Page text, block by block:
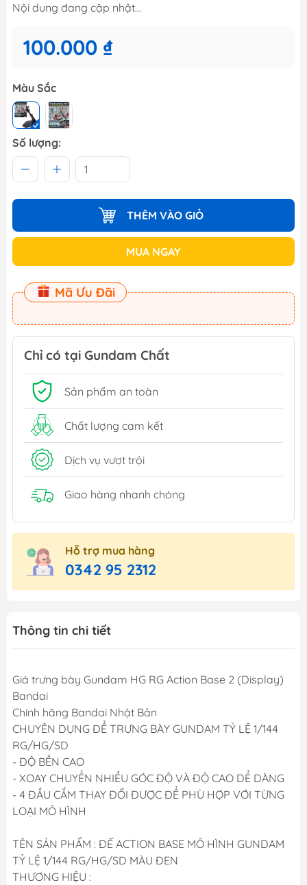
Nội dung đang cập nhật...
100.000 ₫
Màu Sắc
Số lượng:
THÊM VÀO GIỎ
MUA NGAY
Mã Ưu Đãi
Chỉ có tại Gundam Chất
Sản phẩm an toàn
Chất lượng cam kết
Dịch vụ vượt trội
Giao hàng nhanh chóng
Hỗ trợ mua hàng
0342 95 2312
Thông tin chi tiết
Giá trưng bày Gundam HG RG Action Base 2 (Display)
Bandai
Chính hãng Bandai Nhật Bản
CHUYÊN DỤNG ĐỂ TRƯNG BÀY GUNDAM TỶ LỆ 1/144
RG/HG/SD
- ĐỘ BỀN CAO
- XOAY CHUYỂN NHIỀU GÓC ĐỘ VÀ ĐỘ CAO DỂ DÀNG
- 4 ĐẦU CẮM THAY ĐỔI ĐƯỢC ĐỂ PHÙ HỢP VỚI TỪNG
LOẠI MÔ HÌNH
TÊN SẢN PHẨM : ĐẾ ACTION BASE MÔ HÌNH GUNDAM
TỶ LỆ 1/144 RG/HG/SD MÀU ĐEN
THƯƠNG HIỆU :